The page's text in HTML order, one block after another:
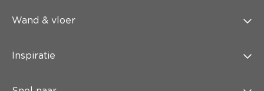
Wand & vloer
Inspiratie